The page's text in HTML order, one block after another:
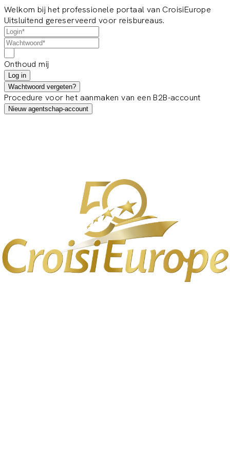
Welkom bij het professionele portaal van CroisiEurope
Uitsluitend gereserveerd voor reisbureaus.
Onthoud mij
Log in
Wachtwoord vergeten?
Procedure voor het aanmaken van een B2B-account
Nieuw agentschap-account